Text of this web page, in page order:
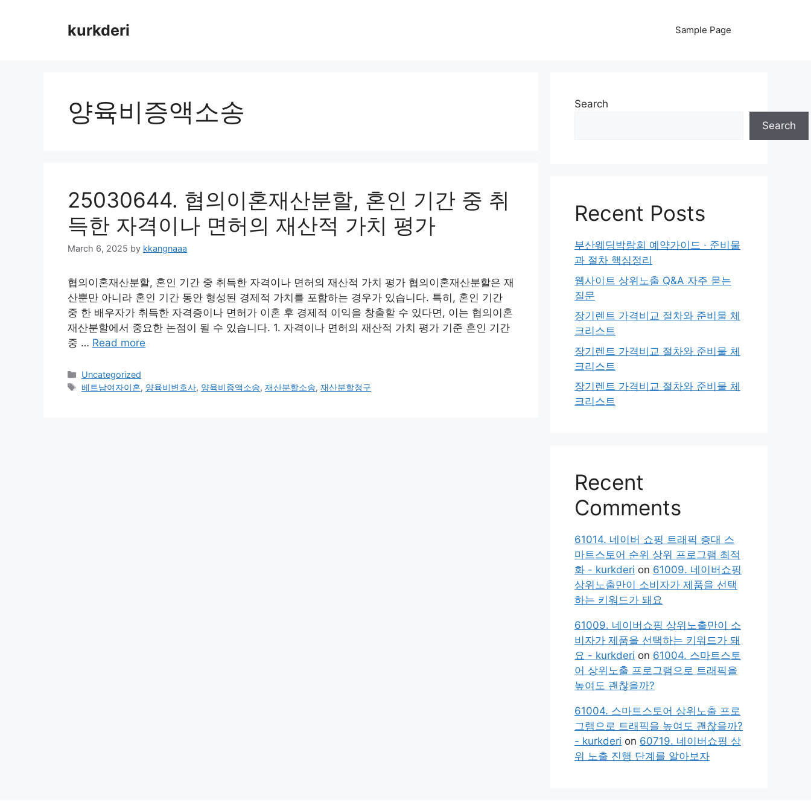
kurkderi Sample Page
양육비증액소송
25030644. 협의이혼재산분할, 혼인 기간 중 취
득한 자격이나 면허의 재산적 가치 평가
March 6, 2025 by kkangnaaa
협의이혼재산분할, 혼인 기간 중 취득한 자격이나 면허의 재산적 가치 평가 협의이혼재산분할은 재
산뿐만 아니라 혼인 기간 동안 형성된 경제적 가치를 포함하는 경우가 있습니다. 특히, 혼인 기간
중 한 배우자가 취득한 자격증이나 면허가 이혼 후 경제적 이익을 창출할 수 있다면, 이는 협의이혼
재산분할에서 중요한 논점이 될 수 있습니다. 1. 자격이나 면허의 재산적 가치 평가 기준 혼인 기간
중 … Read more
Categories
Uncategorized
Tags
베트남여자이혼, 양육비변호사, 양육비증액소송,재산분할소송,재산분할청구
Search
Search
Recent Posts
부산웨딩박람회 예약가이드 · 준비물
과 절차 핵심정리
웹사이트 상위노출 Q&A 자주 묻는
질문
장기렌트 가격비교 절차와 준비물 체
크리스트
장기렌트 가격비교 절차와 준비물 체
크리스트
장기렌트 가격비교 절차와 준비물 체
크리스트
Recent
Comments
61014. 네이버 쇼핑 트래픽 증대 스
마트스토어 순위 상위 프로그램 최적
화 - kurkderi on 61009. 네이버쇼핑
상위노출만이 소비자가 제품을 선택
하는 키워드가 돼요
61009. 네이버쇼핑 상위노출만이 소
비자가 제품을 선택하는 키워드가 돼
요 - kurkderi on 61004. 스마트스토
어 상위노출 프로그램으로 트래픽을
높여도 괜찮을까?
61004. 스마트스토어 상위노출 프로
그램으로 트래픽을 높여도 괜찮을까?
- kurkderi on 60719. 네이버쇼핑 상
위 노출 진행 단계를 알아보자